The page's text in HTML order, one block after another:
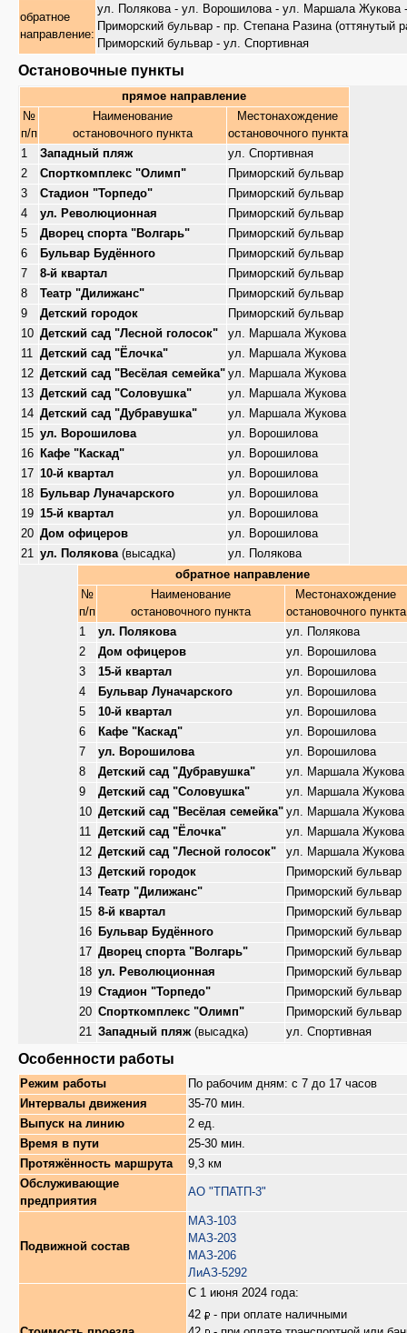
обратное
направление:
ул. Полякова - ул. Ворошилова - ул. Маршала Жукова -
Приморский бульвар - пр. Степана Разина (оттянутый
Приморский бульвар - ул. Спортивная
Остановочные пункты
прямое направление
№
п/п
Наименование
остановочного пункта
Местонахождение
остановочного пункта
1
Западный пляж
ул. Спортивная
2
Спорткомплекс "Олимп"
Приморский бульвар
3
Стадион "Торпедо"
Приморский бульвар
4
ул. Революционная
Приморский бульвар
5
Дворец спорта "Волгарь"
Приморский бульвар
6
Бульвар Будённого
Приморский бульвар
7
8-й квартал
Приморский бульвар
8
Театр "Дилижанс"
Приморский бульвар
9
Детский городок
Приморский бульвар
10 Детский сад "Лесной голосок"
ул. Маршала Жукова
11
Детский сад "Ёлочка"
ул. Маршала Жукова
12 Детский сад "Весёлая семейка" ул. Маршала Жукова
13 Детский сад "Соловушка"
ул. Маршала Жукова
14 Детский сад "Дубравушка"
ул. Маршала Жукова
15 ул. Ворошилова
ул. Ворошилова
16
Кафе "Каскад"
ул. Ворошилова
17 10-й квартал
ул. Ворошилова
18
Бульвар Луначарского
ул. Ворошилова
19 15-й квартал
ул. Ворошилова
20 Дом офицеров
ул. Ворошилова
21
ул. Полякова (высадка)
ул. Полякова
обратное направление
№
п/п
Наименование
остановочного пункта
Местонахождение
остановочного пункта
1
ул. Полякова
ул. Полякова
2
Дом офицеров
ул. Ворошилова
3
15-й квартал
ул. Ворошилова
4
Бульвар Луначарского
ул. Ворошилова
5
10-й квартал
ул. Ворошилова
6
Кафе "Каскад"
ул. Ворошилова
7
ул. Ворошилова
ул. Ворошилова
8
Детский сад "Дубравушка"
ул. Маршала Жукова
9
Детский сад "Соловушка"
ул. Маршала Жукова
10 Детский сад "Весёлая семейка" ул. Маршала Жукова
11
Детский сад "Ёлочка"
ул. Маршала Жукова
12 Детский сад "Лесной голосок"
ул. Маршала Жукова
13 Детский городок
Приморский бульвар
14 Театр "Дилижанс"
Приморский бульвар
15 8-й квартал
Приморский бульвар
16
Бульвар Будённого
Приморский бульвар
17 Дворец спорта "Волгарь"
Приморский бульвар
18 ул. Революционная
Приморский бульвар
19 Стадион "Торпедо"
Приморский бульвар
20 Спорткомплекс "Олимп"
Приморский бульвар
21
Западный пляж (высадка) ул. Спортивная
Особенности работы
Режим работы
По рабочим дням: с 7 до 17 часов
Интервалы движения
35-70 мин.
Выпуск на линию
2 ед.
Время в пути
25-30 мин.
Протяжённость маршрута
9,3 км
Обслуживающие
предприятия
АО "ТПАТП-3"
Подвижной состав
МАЗ-103
МАЗ-203
МАЗ-206
ЛиАЗ-5292
С 1 июня 2024 года:
42
- при оплате наличными